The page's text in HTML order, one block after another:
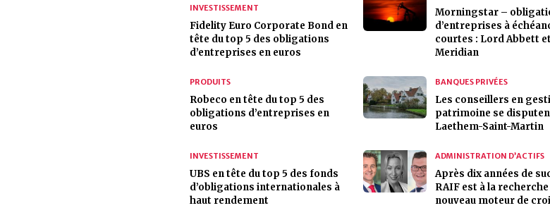
INVESTISSEMENT
Fidelity Euro Corporate Bond en
tête du top 5 des obligations
d’entreprises en euros
PRODUITS
Robeco en tête du top 5 des
obligations d’entreprises en
euros
INVESTISSEMENT
UBS en tête du top 5 des fonds
d’obligations internationales à
haut rendement
Morningstar –
d’entreprises à
courtes : Lord Abbett
Meridian
BANQUES PRIVÉES
Les conseillers en
patrimoine se
Laethem-Saint-Martin
ADMINISTRATION D’ACTIFS
Après dix années de
RAIF est à la recherche
nouveau moteur de